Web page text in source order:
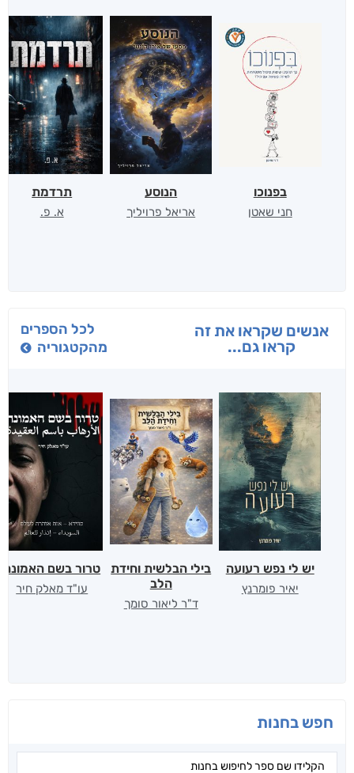
חפש בחנות
בפנוכו
חני שאטן
הנוסע
אריאל פרויליך
תרדמת
א. פ.
אנשים שקראו את זה
קראו גם...
לכל הספרים
מהקטגוריה
יש לי נפש רעועה
יאיר פומרנץ
בילי הבלשית וחידת
הלב
ד"ר ליאור סומך
טרור בשם האמונה
עו"ד מאלק חיר